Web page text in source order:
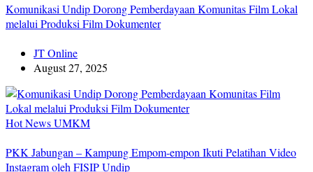
Komunikasi Undip Dorong Pemberdayaan Komunitas Film Lokal
melalui Produksi Film Dokumenter
JT Online
August 27, 2025
Hot NewsUMKM
PKK Jabungan – Kampung Empom-empon Ikuti Pelatihan Video
Instagram oleh FISIP Undip